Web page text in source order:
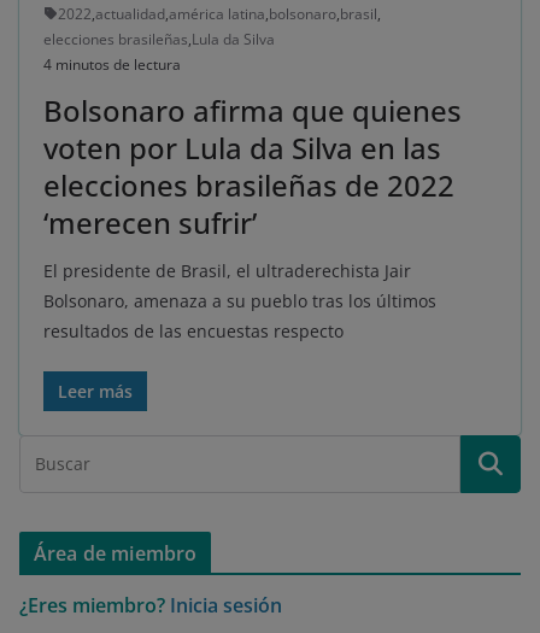
2022,actualidad,américa latina,bolsonaro,brasil,
elecciones brasileñas,Lula da Silva
4 minutos de lectura
Bolsonaro afirma que quienes
voten por Lula da Silva en las
elecciones brasileñas de 2022
‘merecen sufrir’
El presidente de Brasil, el ultraderechista Jair
Bolsonaro, amenaza a su pueblo tras los últimos
resultados de las encuestas respecto
Leer más
Área de miembro
¿Eres miembro? Inicia sesión